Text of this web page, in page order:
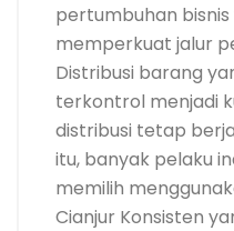
pertumbuhan
memperkuat jalur
Distribusi barang
terkontrol menjadi
distribusi tetap
itu, banyak pelaku
memilih
Cianjur Konsisten